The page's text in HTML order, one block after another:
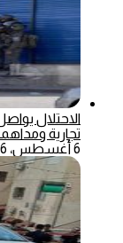
الاحتلال
تجارية
6 أغسطس، 2026